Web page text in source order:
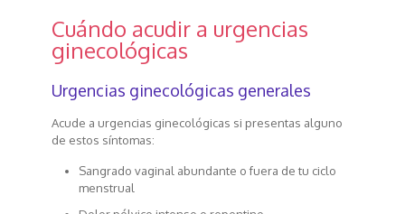
Cuándo acudir a urgencias
ginecológicas
Urgencias ginecológicas generales
Acude a urgencias ginecológicas si presentas alguno
de estos síntomas:
Sangrado vaginal abundante o fuera de tu ciclo
menstrual